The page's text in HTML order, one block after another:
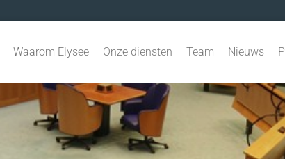
Waarom Elysee Onze diensten Team Nieuws